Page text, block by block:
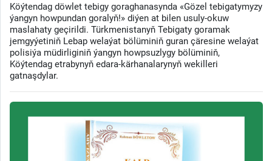
Köýtendag döwlet tebigy goraghanasynda «Gözel tebigatymyzy
ýangyn howpundan goralyň!» diýen at bilen usuly-okuw
maslahaty geçirildi. Türkmenistanyň Tebigaty goramak
jemgyýetiniň Lebap welaýat bölüminiň guran çäresine welaýat
polisiýa müdirliginiň ýangyn howpsuzlygy bölüminiň,
Köýtendag etrabynyň edara-kärhanalarynyň wekilleri
gatnaşdylar.